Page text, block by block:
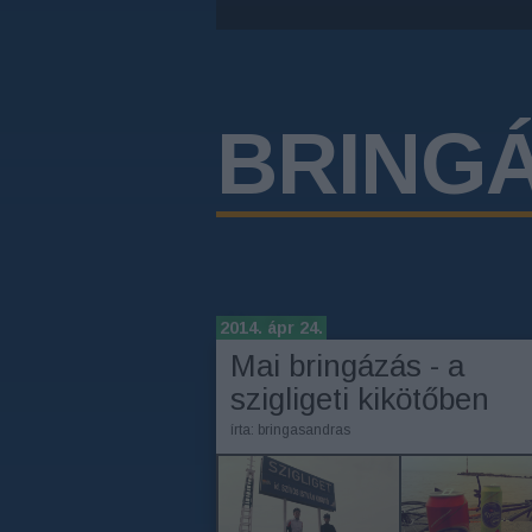
2014. ápr 24.
Mai bringázás - a
szigligeti kikötőben
írta: bringasandras